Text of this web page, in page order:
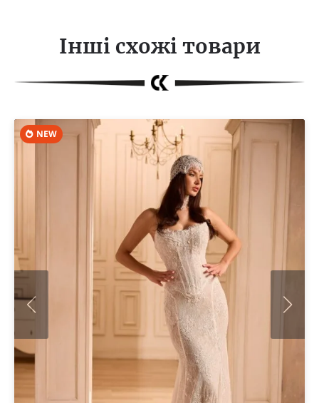
Інші схожі товари
NEW